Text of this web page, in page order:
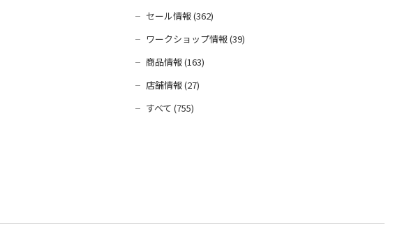
セール情報 (362)
ワークショップ情報 (39)
商品情報 (163)
店舗情報 (27)
すべて (755)